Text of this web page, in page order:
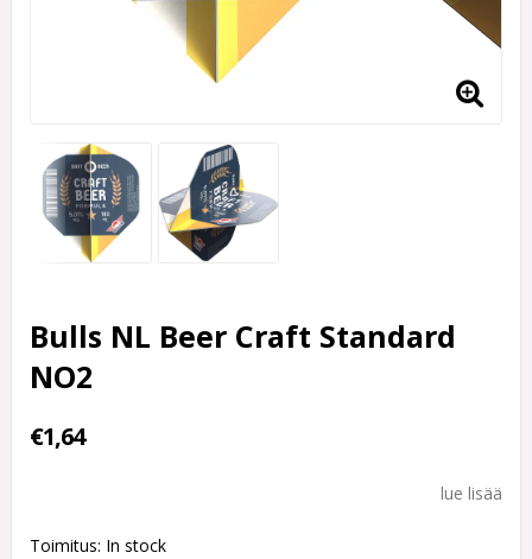
Bulls NL Beer Craft Standard
NO2
€1,64
lue lisää
Toimitus: In stock